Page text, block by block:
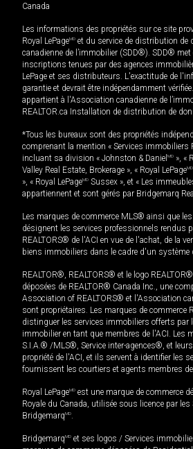
Canada
Les informations des propriétés sur ce site
Royal LePageMD et du service de distribution de
canadienne de l’immobilier (SDD®). SDD® met
inscriptions tenues par des agences
LePage et ses distributeurs. L'exactitude de
garantie et devrait être indépendamment
appartient à l'Association canadienne de
REALTOR.ca Installation de distribution de
*Tous les bureaux sont des propriétés
comprenant la mention « Services immobiliers
incluant sa division « Johnston & Daniel MD », «
Valley Real Estate, Brokerage », « Royal LePageMD
», « Royal LePageMD Sussex », et « Les
appartiennent et sont gérés par Bridgemarq
Les marques de commerce MLS® ainsi que
désignent les services professionnels rendus
REALTORS® de l'ACI en vue de l'achat, de la
biens immobiliers dans le cadre d'un système
REALTOR®, REALTORS® et le logo
déposées de REALTOR® Canada Inc., une
Association of REALTORS® et l'Association
sont propriétaires. Les marques de commerce
distinguer les services immobiliers offerts par
immobilier en tant que membres de l'ACI. Les
S.I.A.® /MLS®, Service inter-agences®, et
propriété de l'ACI, et ils servent à identifier les
fournissent les courtiers et agents membres
Royal LePageMD est une marque de commerce
Royale du Canada, utilisée sous licence par
BridgemarqMD.
BridgemarqMD et ses logos / Services